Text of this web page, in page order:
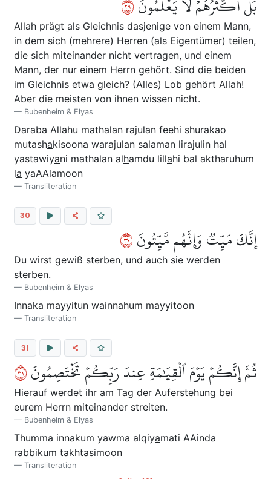
Allah prägt als Gleichnis dasjenige von einem Mann,
in dem sich (mehrere) Herren (als Eigentümer) teilen,
die sich miteinander nicht vertragen, und einem
Mann, der nur einem Herrn gehört. Sind die beiden
im Gleichnis etwa gleich? (Alles) Lob gehört Allah!
Aber die meisten von ihnen wissen nicht.
Bubenheim & Elyas
Daraba Allahu mathalan rajulan feehi shurakao
mutashakisoona warajulan salaman lirajulin hal
yastawiyani mathalan alhamdu lillahi bal aktharuhum
la yaAAlamoon
Transliteration
30
إِنَّكَ مَيِّتٞ وَإِنَّهُم مَّيِّتُونَ٠٣
Du wirst gewiß sterben, und auch sie werden
sterben.
Bubenheim & Elyas
Innaka mayyitun wainnahum mayyitoon
Transliteration
31
ثُمَّ إِنَّكُمۡ يَوۡمَ ٱلۡقِيَٰمَةِ عِندَ رَبِّكُمۡ تَخۡتَصِمُونَ١٣
Hierauf werdet ihr am Tag der Auferstehung bei
eurem Herrn miteinander streiten.
Bubenheim & Elyas
Thumma innakum yawma alqiyamati AAinda
rabbikum takhtasimoon
Transliteration